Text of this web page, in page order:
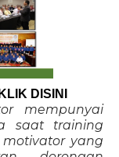
KLIK DISINI
mempunyai
saat training
yang